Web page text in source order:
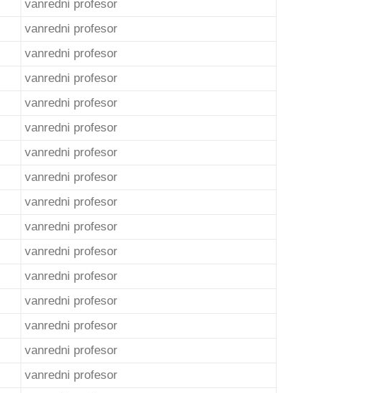
vanredni profesor
vanredni profesor
vanredni profesor
vanredni profesor
vanredni profesor
vanredni profesor
vanredni profesor
vanredni profesor
vanredni profesor
vanredni profesor
vanredni profesor
vanredni profesor
vanredni profesor
vanredni profesor
vanredni profesor
vanredni profesor